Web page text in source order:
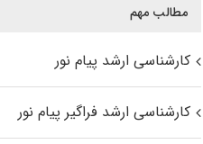
مطالب مهم
کارشناسی ارشد پیام نور
کارشناسی ارشد فراگیر پیام نور